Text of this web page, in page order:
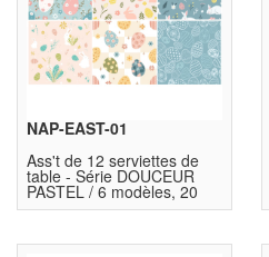
NAP-EAST-01
Ass't de 12 serviettes de
table - Série DOUCEUR
PASTEL / 6 modèles, 20
unités ch.